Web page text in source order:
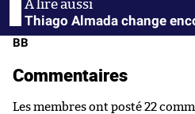
Thiago Almada change
BB
Commentaires
Les membres ont posté 22